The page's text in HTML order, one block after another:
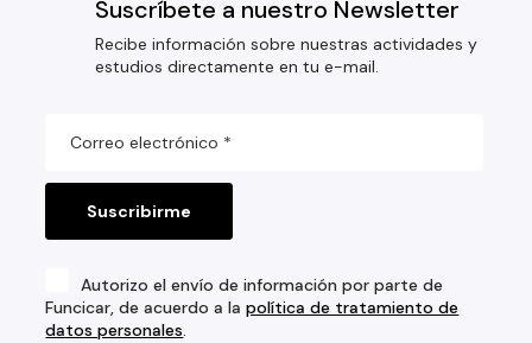
Suscríbete a nuestro Newsletter
Recibe información sobre nuestras actividades y
estudios directamente en tu e-mail.
Autorizo el envío de información por parte de
Funcicar, de acuerdo a lapolítica de tratamiento de
datos personales.